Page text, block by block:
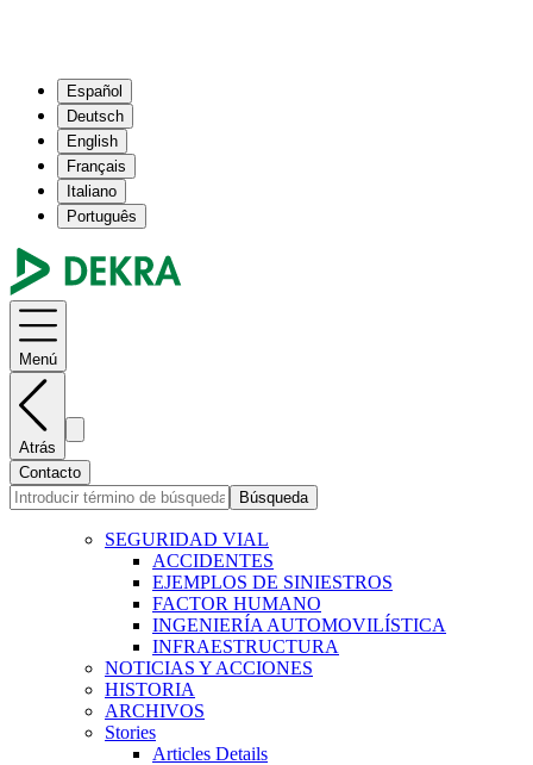
Español
Deutsch
English
Français
Italiano
Português
Menú
Atrás
Contacto
Búsqueda
SEGURIDAD VIAL
ACCIDENTES
EJEMPLOS DE SINIESTROS
FACTOR HUMANO
INGENIERÍA AUTOMOVILÍSTICA
INFRAESTRUCTURA
NOTICIAS Y ACCIONES
HISTORIA
ARCHIVOS
Stories
Articles Details